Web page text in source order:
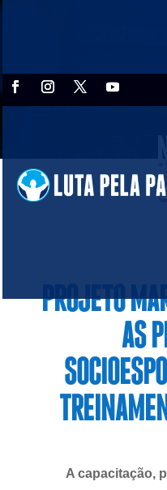
PROJETO
AS
A capacitação,